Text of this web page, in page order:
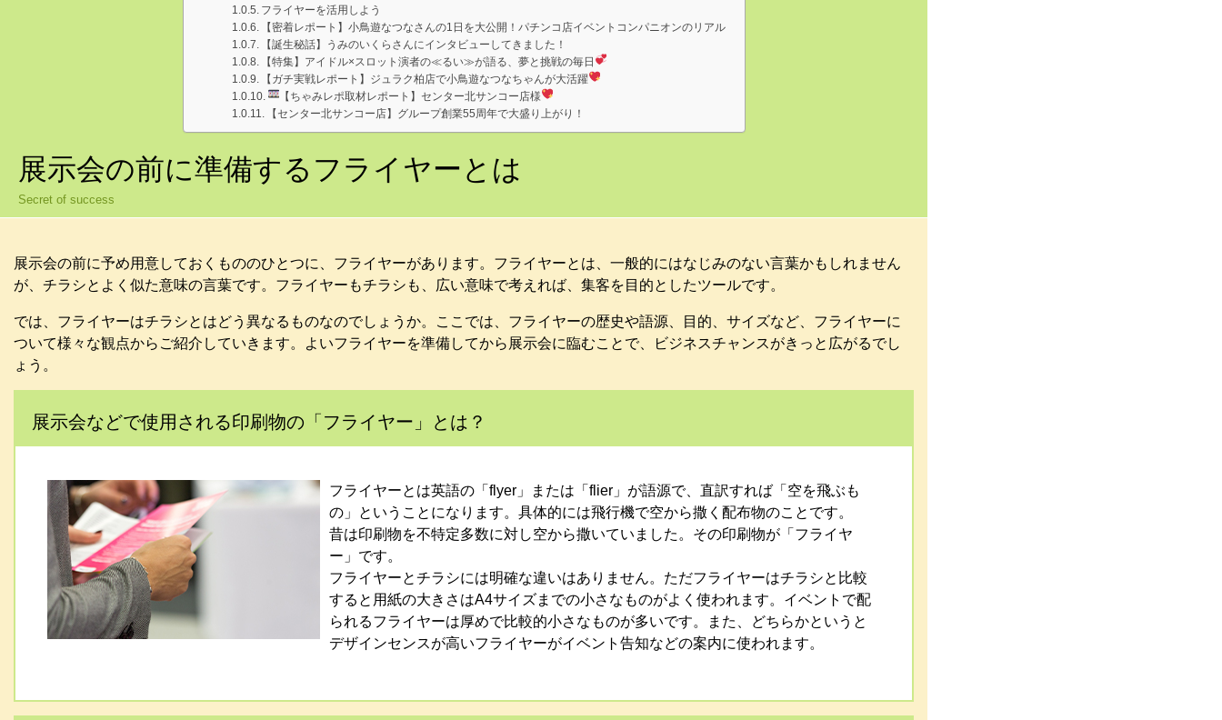
フライヤーを活用しよう
【密着レポート】小鳥遊なつなさんの1日を大公開！パチンコ店イベントコンパニオンのリアル
【誕生秘話】うみのいくらさんにインタビューしてきました！
【特集】アイドル×スロット演者の≪るい≫が語る、夢と挑戦の毎日
【ガチ実戦レポート】ジュラク柏店で小鳥遊なつなちゃんが大活躍
【ちゃみレポ取材レポート】センター北サンコー店様
【センター北サンコー店】グループ創業55周年で大盛り上がり！
展示会の前に準備するフライヤーとは
Secret of success
展示会の前に予め用意しておくもののひとつに、フライヤーがあります。フライヤーとは、一般的にはなじみのない言葉かもしれません
が、チラシとよく似た意味の言葉です。フライヤーもチラシも、広い意味で考えれば、集客を目的としたツールです。
では、フライヤーはチラシとはどう異なるものなのでしょうか。ここでは、フライヤーの歴史や語源、目的、サイズなど、フライヤーに
ついて様々な観点からご紹介していきます。よいフライヤーを準備してから展示会に臨むことで、ビジネスチャンスがきっと広がるでし
ょう。
展示会などで使用される印刷物の「フライヤー」とは？
フライヤーとは英語の「flyer」または「flier」が語源で、直訳すれば「空を飛ぶも
の」ということになります。具体的には飛行機で空から撒く配布物のことです。
昔は印刷物を不特定多数に対し空から撒いていました。その印刷物が「フライヤ
ー」です。
フライヤーとチラシには明確な違いはありません。ただフライヤーはチラシと比較
すると用紙の大きさはA4サイズまでの小さなものがよく使われます。イベントで配
られるフライヤーは厚めで比較的小さなものが多いです。また、どちらかというと
デザインセンスが高いフライヤーがイベント告知などの案内に使われます。